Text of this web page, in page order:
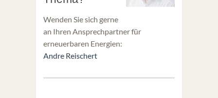
Wenden Sie sich gerne
an Ihren Ansprechpartner für
erneuerbaren Energien:
Andre Reischert